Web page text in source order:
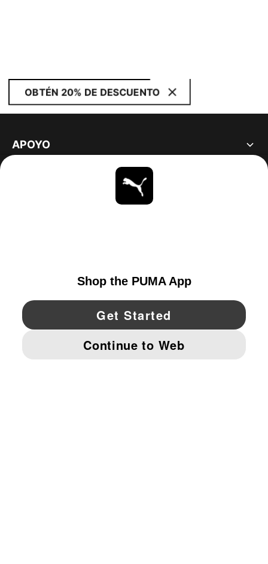
OBTÉN 20% DE DESCUENTO
APOYO
YouTube Twitter Pinterest
IMPRINT AND LEGAL DATA